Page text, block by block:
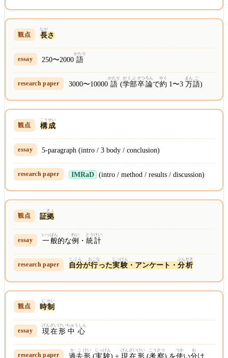
長
なが
さ
250〜2000 語
かたり
3000〜10000 語
かたり
(学部
がくぶ
卒
そつ
論
ろん
で約
やく
1〜3 万
まん
語
ご
)
構
こう
成
せい
5-paragraph (intro / 3 body / conclusion)
IMRaD (intro / method / results / discussion)
証拠
きょ
一
いっ
般
ぱん
的な例
れい
・統計
とうけい
自分
じぶん
が行
おこな
った実
じっ
験
けん
・アンケート・ 分
ぶん
析
せき
時
じ
制
せい
現在形
げんざいけい
中心
ちゅうしん
過去
かこ
形
けい
(実験
じっけん
) + 現在形
げんざいけい
(考察
こうさつ
) を使
つか
い分
わ
け